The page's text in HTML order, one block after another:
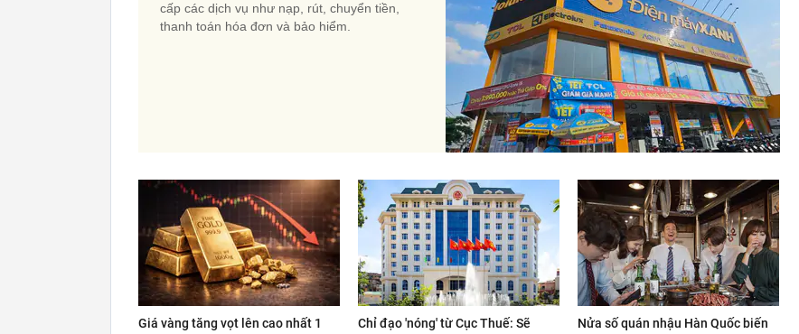
cấp các dịch vụ như nạp, rút, chuyển tiền,
thanh toán hóa đơn và bảo hiểm.
Giá vàng tăng vọt lên cao nhất 1 Chỉ đạo 'nóng' từ Cục Thuế: Sẽ Nửa số quán nhậu Hàn Quốc biến